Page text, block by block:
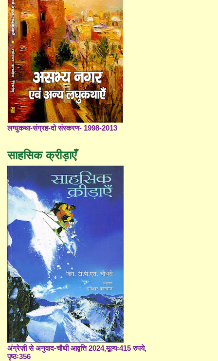
लग्घुकथा-संग्रह-दो संस्करण- 1998-2013
साहसिक क्रीड़ाएँ
अंग्रेज़ी से अनुवाद-चौथी आवृत्ति 2024,मूल्यः415 रुपये,
पृष्ठः356